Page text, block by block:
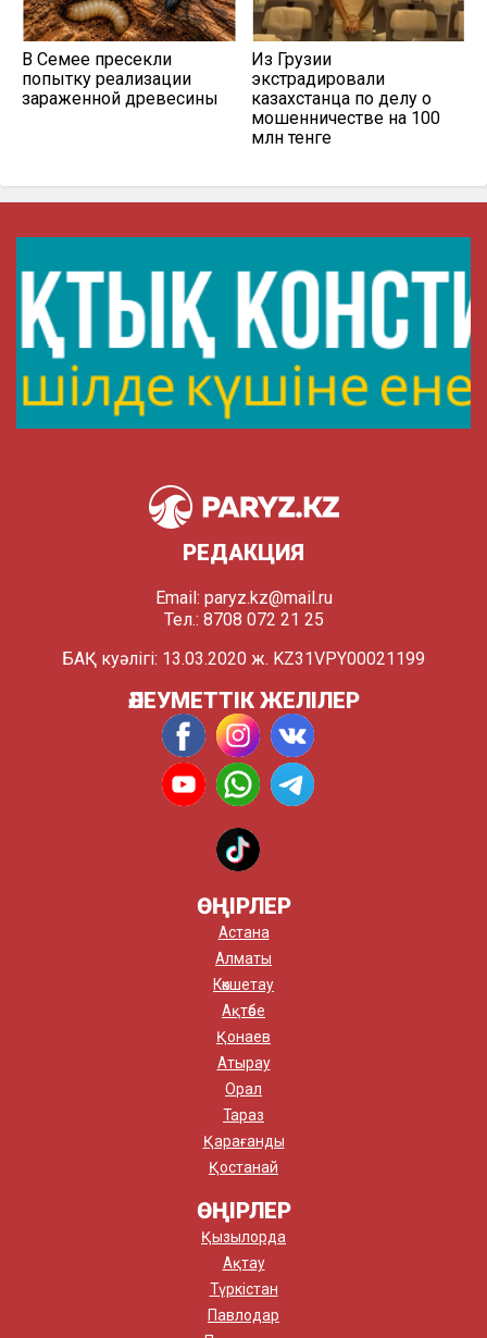
В Семее пресекли
попытку реализации
зараженной древесины
Из Грузии
экстрадировали
казахстанца по делу о
мошенничестве на 100
млн тенге
РЕДАКЦИЯ
Email: paryz.kz@mail.ru
Тел.: 8708 072 21 25
БАҚ куәлігі: 13.03.2020 ж. KZ31VPY00021199
ӘЛЕУМЕТТІК ЖЕЛІЛЕР
ӨҢІРЛЕР
Астана
Алматы
Көкшетау
Ақтөбе
Қонаев
Атырау
Орал
Тараз
Қарағанды
Қостанай
ӨҢІРЛЕР
Қызылорда
Ақтау
Түркістан
Павлодар